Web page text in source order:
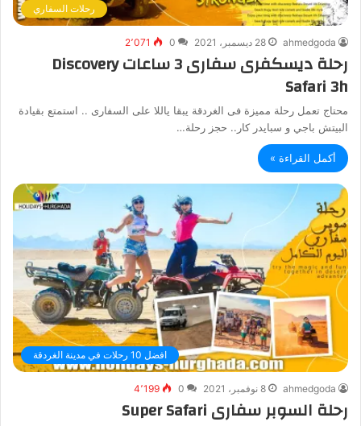
رحلات السفاري
ahmedgoda 28 ديسمبر، 2021 0 2٬071
رحلة ديسكفرى سفارى 3 ساعات Discovery
Safari 3h
محتاج تعمل رحلة مميزة فى الغردقة يبقا ياللا على السفارى .. استمتع بقيادة
البيتش باجي و سبايدر كار.. حجز رحلة…
أكمل القراءة »
افضل 10 رحلات في مدينة الغردقة
ahmedgoda 8 نوفمبر، 2021 0 4٬199
رحلة السوبر سفارى Super Safari